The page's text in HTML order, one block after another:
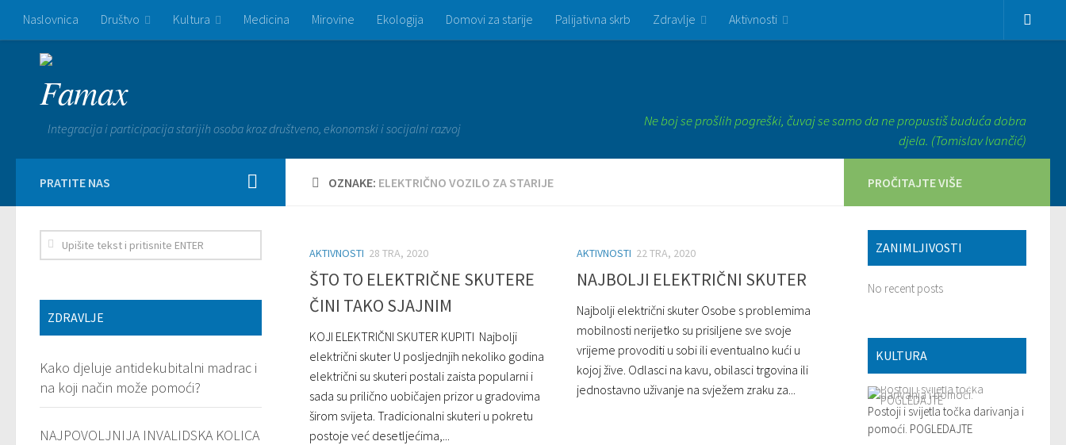
Naslovnica Društvo Kultura Medicina Mirovine Ekologija Domovi za starije Palijativna skrb Zdravlje Aktivnosti
Famax
Integracija i participacija starijih osoba kroz društveno, ekonomski i socijalni razvoj
Ne boj se prošlih pogreški, čuvaj se samo da ne propustiš buduća dobra
djela. (Tomislav Ivančić)
OZNAKE: ELEKTRIČNO VOZILO ZA STARIJE
AKTIVNOSTI 28 TRA, 2020
ŠTO TO ELEKTRIČNE SKUTERE
ČINI TAKO SJAJNIM
KOJI ELEKTRIČNI SKUTER KUPITI Najbolji
električni skuter U posljednjih nekoliko godina
električni su skuteri postali zaista popularni i
sada su prilično uobičajen prizor u gradovima
širom svijeta. Tradicionalni skuteri u pokretu
postoje već desetljećima,...
AKTIVNOSTI 22 TRA, 2020
NAJBOLJI ELEKTRIČNI SKUTER
Najbolji električni skuter Osobe s problemima
mobilnosti nerijetko su prisiljene sve svoje
vrijeme provoditi u sobi ili eventualno kući u
kojoj žive. Odlasci na kavu, obilasci trgovina ili
jednostavno uživanje na svježem zraku za...
PRATITE NAS
ZDRAVLJE
Kako djeluje antidekubitalni madrac i
na koji način može pomoći?
NAJPOVOLJNIJA INVALIDSKA KOLICA
PROČITAJTE VIŠE
ZANIMLJIVOSTI
No recent posts
KULTURA
Postoji i svijetla točka darivanja i
pomoći. POGLEDAJTE